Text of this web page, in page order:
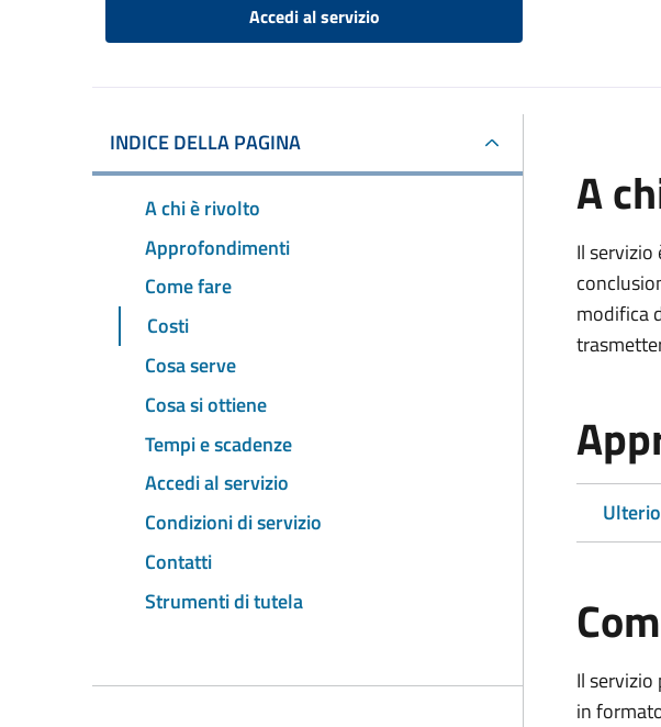
Accedi al servizio
INDICE DELLA PAGINA
A chi è rivolto
Approfondimenti
Come fare
Costi
Cosa serve
Cosa si ottiene
Tempi e scadenze
Accedi al servizio
Condizioni di servizio
Contatti
Strumenti di tutela
A
Il
modifica
Il
in